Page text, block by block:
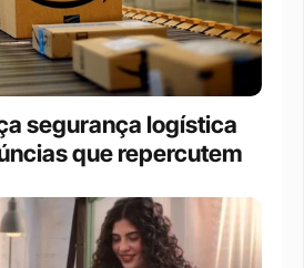
segurança logística
que repercutem